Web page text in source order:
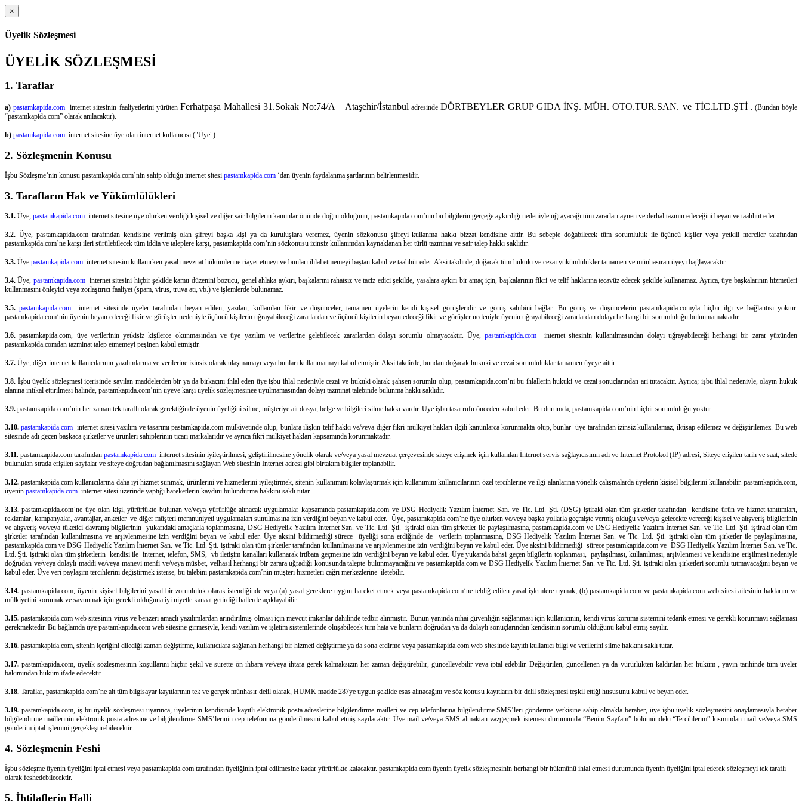
×
Üyelik Sözleşmesi
ÜYELİK SÖZLEŞMESİ
1. Taraflar
a) pastamkapida.com internet sitesinin faaliyetlerini yürüten Ferhatpaşa Mahallesi 31.Sokak No:74/A Ataşehir/İstanbul adresinde DÖRTBEYLER GRUP GIDA İNŞ. MÜH. OTO.TUR.SAN. ve TİC.LTD.ŞTİ
. (Bundan böyle
“pastamkapida.com” olarak anılacaktır).
b) pastamkapida.com internet sitesine üye olan internet kullanıcısı ("Üye")
2. Sözleşmenin Konusu
İşbu Sözleşme’nin konusu pastamkapida.com’nin sahip olduğu internet sitesi pastamkapida.com ‘dan üyenin faydalanma şartlarının belirlenmesidir.
3. Tarafların Hak ve Yükümlülükleri
3.1. Üye, pastamkapida.com internet sitesine üye olurken verdiği kişisel ve diğer sair bilgilerin kanunlar önünde doğru olduğunu, pastamkapida.com’nin bu bilgilerin gerçeğe aykırılığı nedeniyle uğrayacağı tüm zararları aynen ve derhal tazmin edeceğini beyan ve taahhüt eder.
3.2. Üye, pastamkapida.com tarafından kendisine verilmiş olan şifreyi başka kişi ya da kuruluşlara veremez, üyenin sözkonusu şifreyi kullanma hakkı bizzat kendisine aittir. Bu sebeple doğabilecek tüm sorumluluk ile üçüncü kişiler veya yetkili merciler tarafından
pastamkapida.com’ne karşı ileri sürülebilecek tüm iddia ve taleplere karşı, pastamkapida.com’nin sözkonusu izinsiz kullanımdan kaynaklanan her türlü tazminat ve sair talep hakkı saklıdır.
3.3. Üye pastamkapida.com internet sitesini kullanırken yasal mevzuat hükümlerine riayet etmeyi ve bunları ihlal etmemeyi baştan kabul ve taahhüt eder. Aksi takdirde, doğacak tüm hukuki ve cezai yükümlülükler tamamen ve münhasıran üyeyi bağlayacaktır.
3.4. Üye, pastamkapida.cominternet sitesini hiçbir şekilde kamu düzenini bozucu, genel ahlaka aykırı, başkalarını rahatsız ve taciz edici şekilde, yasalara aykırı bir amaç için, başkalarının fikri ve telif haklarına tecavüz edecek şekilde kullanamaz. Ayrıca, üye başkalarının hizmetleri
kullanmasını önleyici veya zorlaştırıcı faaliyet (spam, virus, truva atı, vb.) ve işlemlerde bulunamaz.
3.5. pastamkapida.com internet sitesinde üyeler tarafından beyan edilen, yazılan, kullanılan fikir ve düşünceler, tamamen üyelerin kendi kişisel görüşleridir ve görüş sahibini bağlar. Bu görüş ve düşüncelerin pastamkapida.comyla hiçbir ilgi ve bağlantısı yoktur.
pastamkapida.com’nin üyenin beyan edeceği fikir ve görüşler nedeniyle üçüncü kişilerin uğrayabileceği zararlardan ve üçüncü kişilerin beyan edeceği fikir ve görüşler nedeniyle üyenin uğrayabileceği zararlardan dolayı herhangi bir sorumluluğu bulunmamaktadır.
3.6. pastamkapida.com, üye verilerinin yetkisiz kişilerce okunmasından ve üye yazılım ve verilerine gelebilecek zararlardan dolayı sorumlu olmayacaktır. Üye,pastamkapida.com internet sitesinin kullanılmasından dolayı uğrayabileceği herhangi bir zarar yüzünden
pastamkapida.comdan tazminat talep etmemeyi peşinen kabul etmiştir.
3.7. Üye, diğer internet kullanıcılarının yazılımlarına ve verilerine izinsiz olarak ulaşmamayı veya bunları kullanmamayı kabul etmiştir. Aksi takdirde, bundan doğacak hukuki ve cezai sorumluluklar tamamen üyeye aittir.
3.8. İşbu üyelik sözleşmesi içerisinde sayılan maddelerden bir ya da birkaçını ihlal eden üye işbu ihlal nedeniyle cezai ve hukuki olarak şahsen sorumlu olup, pastamkapida.com’ni bu ihlallerin hukuki ve cezai sonuçlarından ari tutacaktır. Ayrıca; işbu ihlal nedeniyle, olayın hukuk
alanına intikal ettirilmesi halinde, pastamkapida.com’nin üyeye karşı üyelik sözleşmesinee uyulmamasından dolayı tazminat talebinde bulunma hakkı saklıdır.
3.9. pastamkapida.com’nin her zaman tek taraflı olarak gerektiğinde üyenin üyeliğini silme, müşteriye ait dosya, belge ve bilgileri silme hakkı vardır. Üye işbu tasarrufu önceden kabul eder. Bu durumda, pastamkapida.com’nin hiçbir sorumluluğu yoktur.
3.10. pastamkapida.com internet sitesi yazılım ve tasarımı pastamkapida.com mülkiyetinde olup, bunlara ilişkin telif hakkı ve/veya diğer fikri mülkiyet hakları ilgili kanunlarca korunmakta olup, bunlar üye tarafından izinsiz kullanılamaz, iktisap edilemez ve değiştirilemez. Bu web
sitesinde adı geçen başkaca şirketler ve ürünleri sahiplerinin ticari markalarıdır ve ayrıca fikri mülkiyet hakları kapsamında korunmaktadır.
3.11. pastamkapida.com tarafındanpastamkapida.com internet sitesinin iyileştirilmesi, geliştirilmesine yönelik olarak ve/veya yasal mevzuat çerçevesinde siteye erişmek için kullanılan İnternet servis sağlayıcısının adı ve Internet Protokol (IP) adresi, Siteye erişilen tarih ve saat, sitede
bulunulan sırada erişilen sayfalar ve siteye doğrudan bağlanılmasını sağlayan Web sitesinin Internet adresi gibi birtakım bilgiler toplanabilir.
3.12. pastamkapida.com kullanıcılarına daha iyi hizmet sunmak, ürünlerini ve hizmetlerini iyileştirmek, sitenin kullanımını kolaylaştırmak için kullanımını kullanıcılarının özel tercihlerine ve ilgi alanlarına yönelik çalışmalarda üyelerin kişisel bilgilerini kullanabilir. pastamkapida.com,
üyenin pastamkapida.com internet sitesi üzerinde yaptığı hareketlerin kaydını bulundurma hakkını saklı tutar.
3.13. pastamkapida.com’ne üye olan kişi, yürürlükte bulunan ve/veya yürürlüğe alınacak uygulamalar kapsamında pastamkapida.com ve DSG Hediyelik Yazılım İnternet San. ve Tic. Ltd. Şti. (DSG) iştiraki olan tüm şirketler tarafından kendisine ürün ve hizmet tanıtımları,
reklamlar, kampanyalar, avantajlar, anketler ve diğer müşteri memnuniyeti uygulamaları sunulmasına izin verdiğini beyan ve kabul eder. Üye, pastamkapida.com’ne üye olurken ve/veya başka yollarla geçmişte vermiş olduğu ve/veya gelecekte vereceği kişisel ve alışveriş bilgilerinin
ve alışveriş ve/veya tüketici davranış bilgilerinin yukarıdaki amaçlarla toplanmasına, DSG Hediyelik Yazılım İnternet San. ve Tic. Ltd. Şti. iştiraki olan tüm şirketler ile paylaşılmasına, pastamkapida.com ve DSG Hediyelik Yazılım İnternet San. ve Tic. Ltd. Şti. iştiraki olan tüm
şirketler tarafından kullanılmasına ve arşivlenmesine izin verdiğini beyan ve kabul eder. Üye aksini bildirmediği sürece üyeliği sona erdiğinde de verilerin toplanmasına, DSG Hediyelik Yazılım İnternet San. ve Tic. Ltd. Şti. iştiraki olan tüm şirketler ile paylaşılmasına,
pastamkapida.com ve DSG Hediyelik Yazılım İnternet San. ve Tic. Ltd. Şti. iştiraki olan tüm şirketler tarafından kullanılmasına ve arşivlenmesine izin verdiğini beyan ve kabul eder. Üye aksini bildirmediği sürece pastamkapida.com ve DSG Hediyelik Yazılım İnternet San. ve Tic.
Ltd. Şti. iştiraki olan tüm şirketlerin kendisi ile internet, telefon, SMS, vb iletişim kanalları kullanarak irtibata geçmesine izin verdiğini beyan ve kabul eder. Üye yukarıda bahsi geçen bilgilerin toplanması, paylaşılması, kullanılması, arşivlenmesi ve kendisine erişilmesi nedeniyle
doğrudan ve/veya dolaylı maddi ve/veya manevi menfi ve/veya müsbet, velhasıl herhangi bir zarara uğradığı konusunda talepte bulunmayacağını ve pastamkapida.com ve DSG Hediyelik Yazılım İnternet San. ve Tic. Ltd. Şti. iştiraki olan şirketleri sorumlu tutmayacağını beyan ve
kabul eder. Üye veri paylaşım tercihlerini değiştirmek isterse, bu talebini pastamkapida.com’nin müşteri hizmetleri çağrı merkezlerine iletebilir.
3.14. pastamkapida.com, üyenin kişisel bilgilerini yasal bir zorunluluk olarak istendiğinde veya (a) yasal gereklere uygun hareket etmek veya pastamkapida.com’ne tebliğ edilen yasal işlemlere uymak; (b) pastamkapida.com ve pastamkapida.com web sitesi ailesinin haklarını ve
mülkiyetini korumak ve savunmak için gerekli olduğuna iyi niyetle kanaat getirdiği hallerde açıklayabilir.
3.15. pastamkapida.com web sitesinin virus ve benzeri amaçlı yazılımlardan arındırılmış olması için mevcut imkanlar dahilinde tedbir alınmıştır. Bunun yanında nihai güvenliğin sağlanması için kullanıcının, kendi virus koruma sistemini tedarik etmesi ve gerekli korunmayı sağlaması
gerekmektedir. Bu bağlamda üye pastamkapida.com web sitesine girmesiyle, kendi yazılım ve işletim sistemlerinde oluşabilecek tüm hata ve bunların doğrudan ya da dolaylı sonuçlarından kendisinin sorumlu olduğunu kabul etmiş sayılır.
3.16. pastamkapida.com, sitenin içeriğini dilediği zaman değiştirme, kullanıcılara sağlanan herhangi bir hizmeti değiştirme ya da sona erdirme veya pastamkapida.com web sitesinde kayıtlı kullanıcı bilgi ve verilerini silme hakkını saklı tutar.
3.17. pastamkapida.com, üyelik sözleşmesinin koşullarını hiçbir şekil ve surette ön ihbara ve/veya ihtara gerek kalmaksızın her zaman değiştirebilir, güncelleyebilir veya iptal edebilir. Değiştirilen, güncellenen ya da yürürlükten kaldırılan her hüküm , yayın tarihinde tüm üyeler
bakımından hüküm ifade edecektir.
3.18. Taraflar, pastamkapida.com’ne ait tüm bilgisayar kayıtlarının tek ve gerçek münhasır delil olarak, HUMK madde 287ye uygun şekilde esas alınacağını ve söz konusu kayıtların bir delil sözleşmesi teşkil ettiği hususunu kabul ve beyan eder.
3.19. pastamkapida.com, iş bu üyelik sözleşmesi uyarınca, üyelerinin kendisinde kayıtlı elektronik posta adreslerine bilgilendirme mailleri ve cep telefonlarına bilgilendirme SMS’leri gönderme yetkisine sahip olmakla beraber, üye işbu üyelik sözleşmesini onaylamasıyla beraber
bilgilendirme maillerinin elektronik posta adresine ve bilgilendirme SMS’lerinin cep telefonuna gönderilmesini kabul etmiş sayılacaktır. Üye mail ve/veya SMS almaktan vazgeçmek istemesi durumunda “Benim Sayfam” bölümündeki “Tercihlerim” kısmından mail ve/veya SMS
gönderim iptal işlemini gerçekleştirebilecektir.
4. Sözleşmenin Feshi
İşbu sözleşme üyenin üyeliğini iptal etmesi veya pastamkapida.com tarafından üyeliğinin iptal edilmesine kadar yürürlükte kalacaktır. pastamkapida.com üyenin üyelik sözleşmesinin herhangi bir hükmünü ihlal etmesi durumunda üyenin üyeliğini iptal ederek sözleşmeyi tek taraflı
olarak feshedebilecektir.
5. İhtilaflerin Halli